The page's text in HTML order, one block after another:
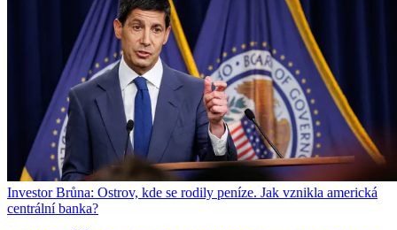
Investor Brůna: Ostrov, kde se rodily peníze. Jak vznikla americká
centrální banka?